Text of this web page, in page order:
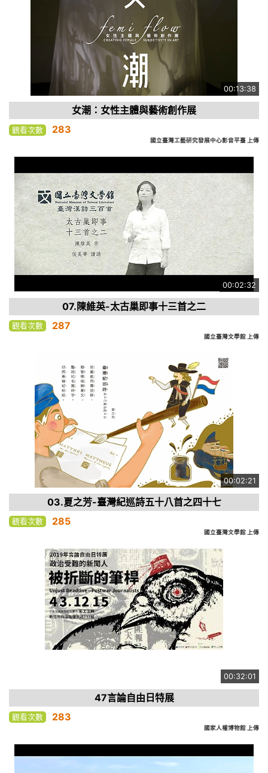
00:13:38
女潮：女性主體與藝術創作展
觀看次數 283
國立臺灣工藝研究發展中心影音平臺 上傳
00:02:32
07.陳維英-太古巢即事十三首之二
觀看次數 287
國立臺灣文學館 上傳
00:02:21
03.夏之芳-臺灣紀巡詩五十八首之四十七
觀看次數 285
國立臺灣文學館 上傳
00:32:01
47言論自由日特展
觀看次數 283
國家人權博物館 上傳